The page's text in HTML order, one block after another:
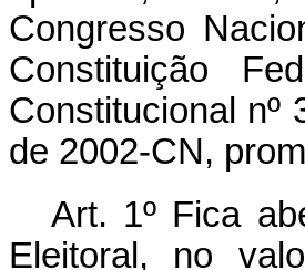
Congresso
Constituição
Constitucional nº
de 2002-CN,
Art. 1º Fica
Eleitoral, no